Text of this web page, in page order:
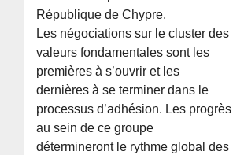
République de Chypre.
Les négociations sur le cluster des
valeurs fondamentales sont les
premières à s’ouvrir et les
dernières à se terminer dans le
processus d’adhésion. Les progrès
au sein de ce groupe
détermineront le rythme global des